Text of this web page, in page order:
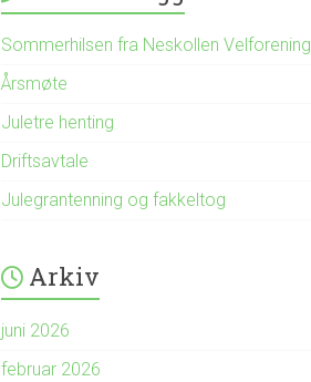
Sommerhilsen fra Neskollen Velforening
Årsmøte
Juletre henting
Driftsavtale
Julegrantenning og fakkeltog
Arkiv
juni 2026
februar 2026